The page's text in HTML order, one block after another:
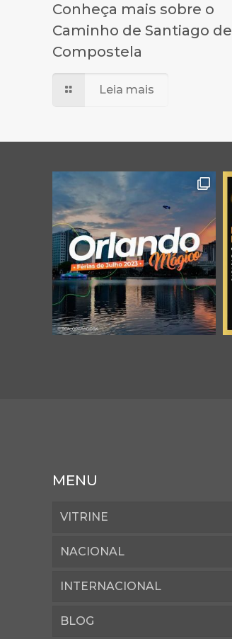
Conheça mais sobre o
Caminho de Santiago de
Compostela
Leia mais
MENU
VITRINE
NACIONAL
INTERNACIONAL
BLOG